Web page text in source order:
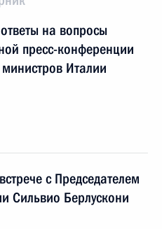
на вопросы
пресс-конференции
Италии
с Председателем
Сильвио Берлускони